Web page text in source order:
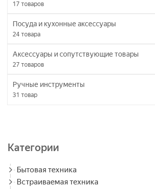
17 товаров
Посуда и кухонные аксессуары
24 товара
Аксессуары и сопутствующие товары
27 товаров
Ручные инструменты
31 товар
Категории
Бытовая техника
Встраиваемая техника